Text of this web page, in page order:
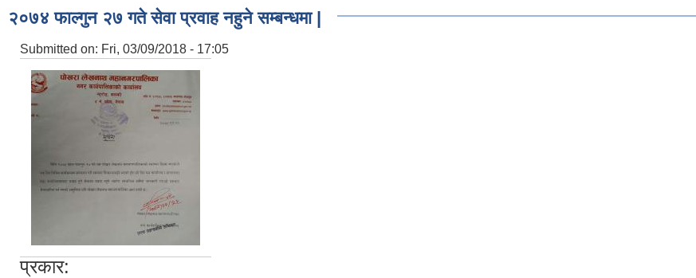
२०७४ फाल्गुन २७ गते सेवा प्रवाह नहुने सम्बन्धमा |
Submitted on: Fri, 03/09/2018 - 17:05
प्रकार: